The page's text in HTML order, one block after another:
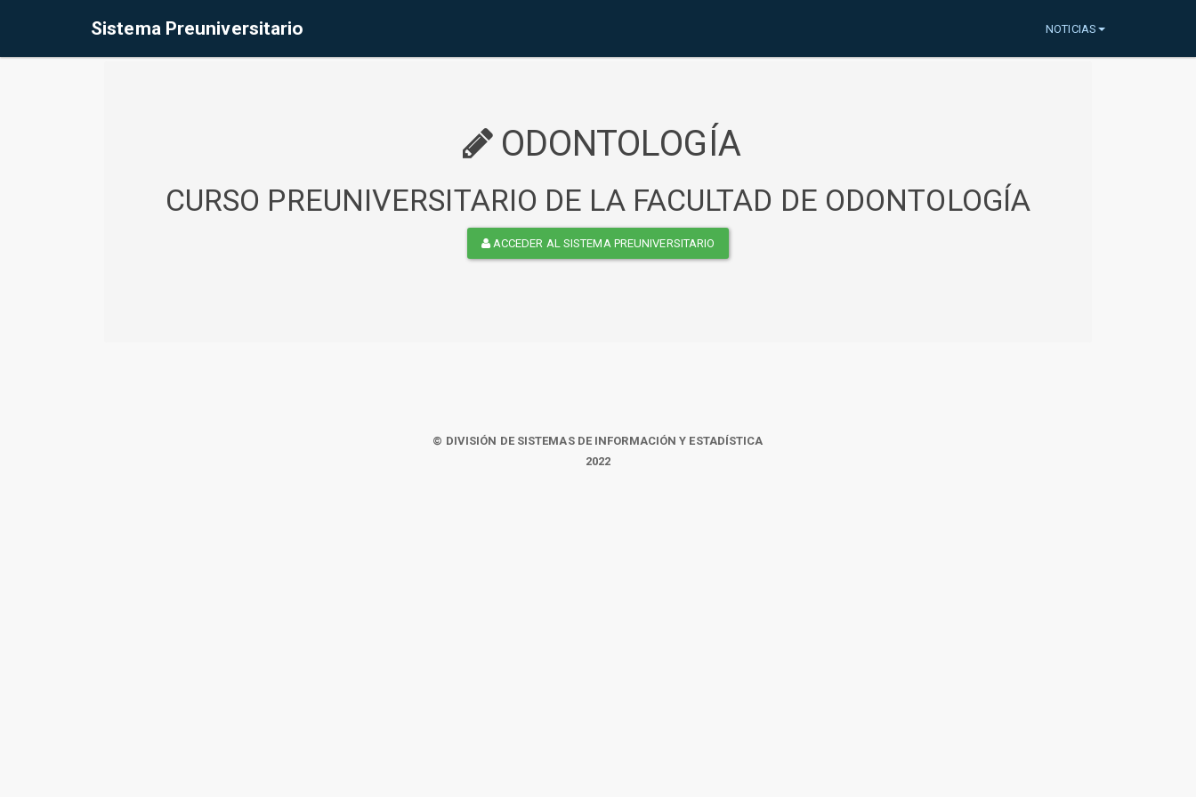
Sistema Preuniversitario NOTICIAS
ODONTOLOGÍA
CURSO PREUNIVERSITARIO DE LA FACULTAD DE ODONTOLOGÍA
ACCEDER AL SISTEMA PREUNIVERSITARIO
© DIVISIÓN DE SISTEMAS DE INFORMACIÓN Y ESTADÍSTICA
2022